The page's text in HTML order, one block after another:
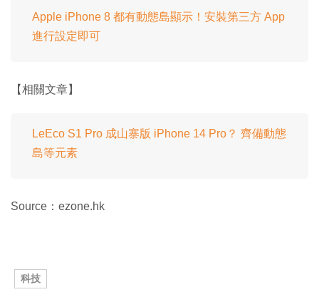
Apple iPhone 8 都有動態島顯示！安裝第三方 App
進行設定即可
【相關文章】
LeEco S1 Pro 成山寨版 iPhone 14 Pro？ 齊備動態
島等元素
Source：ezone.hk
科技